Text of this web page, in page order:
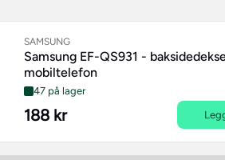
SAMSUNG
Samsung EF-QS931 -
mobiltelefon
47 på lager
188 kr